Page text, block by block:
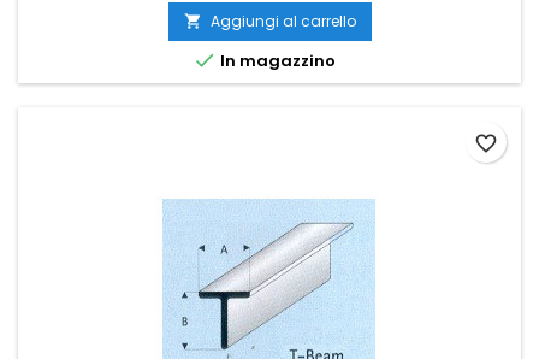
 Aggiungi al carrello
 In magazzino
favorite_border